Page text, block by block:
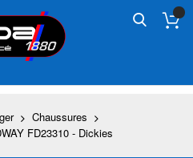
Chaussures
FD23310 - Dickies